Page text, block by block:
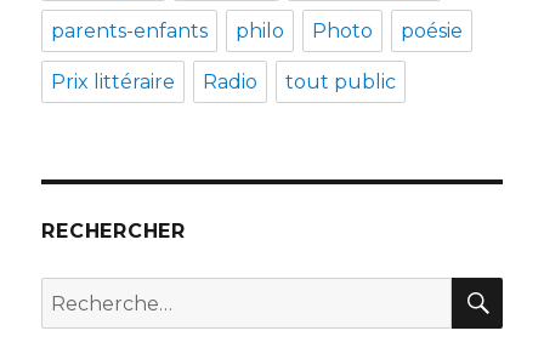
parents-enfants philo Photo poésie
Prix littéraire Radio tout public
RECHERCHER
Recherche
pour